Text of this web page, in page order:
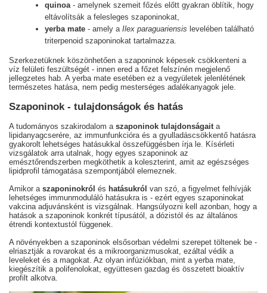
quinoa- amelynek szemeit főzés előtt gyakran öblítik, hogy
eltávolítsák a felesleges szaponinokat,
yerba mate - amely a Ilex paraguariensis levelében található
triterpenoid szaponinokat tartalmazza.
Szerkezetüknek köszönhetően a szaponinok képesek csökkenteni a
víz felületi feszültségét - innen ered a főzet felszínén megjelenő
jellegzetes hab. A yerba mate esetében ez a vegyületek jelenlétének
természetes hatása, nem pedig mesterséges adalékanyagok jele.
Szaponinok - tulajdonságok és hatás
A tudományos szakirodalom a szaponinok tulajdonságaita
lipidanyagcserére, az immunfunkcióra és a gyulladáscsökkentő hatásra
gyakorolt lehetséges hatásukkal összefüggésben írja le. Kísérleti
vizsgálatok arra utalnak, hogy egyes szaponinok az
emésztőrendszerben megköthetik a koleszterint, amit az egészséges
lipidprofil támogatása szempontjából elemeznek.
Amikor a szaponinokról és hatásukról van szó, a figyelmet felhívják
lehetséges immunmoduláló hatásukra is - ezért egyes szaponinokat
vakcina adjuvánsként is vizsgálnak. Hangsúlyozni kell azonban, hogy a
hatások a szaponinok konkrét típusától, a dózistól és az általános
étrendi kontextustól függenek.
A növényekben a szaponinok elsősorban védelmi szerepet töltenek be -
elriasztják a rovarokat és a mikroorganizmusokat, ezáltal védik a
leveleket és a magokat. Az olyan infúziókban, mint a yerba mate,
kiegészítik a polifenolokat, együttesen gazdag és összetett bioaktív
profilt alkotva.